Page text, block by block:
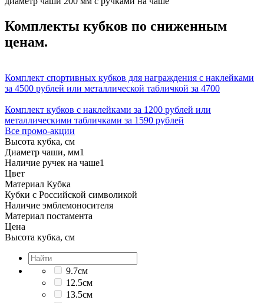
Комплекты кубков по сниженным
ценам.
Комплект спортивных кубков для награждения с наклейками
за 4500 рублей или металлической табличкой за 4700
Комплект кубков с наклейками за 1200 рублей или
металлическими табличками за 1590 рублей
Все промо-акции
Высота кубка, см
Диаметр чаши, мм1
Наличие ручек на чаше1
Цвет
Материал Кубка
Кубки с Российской символикой
Наличие эмблемоносителя
Материал постамента
Цена
Высота кубка, см
9.7см
12.5см
13.5см